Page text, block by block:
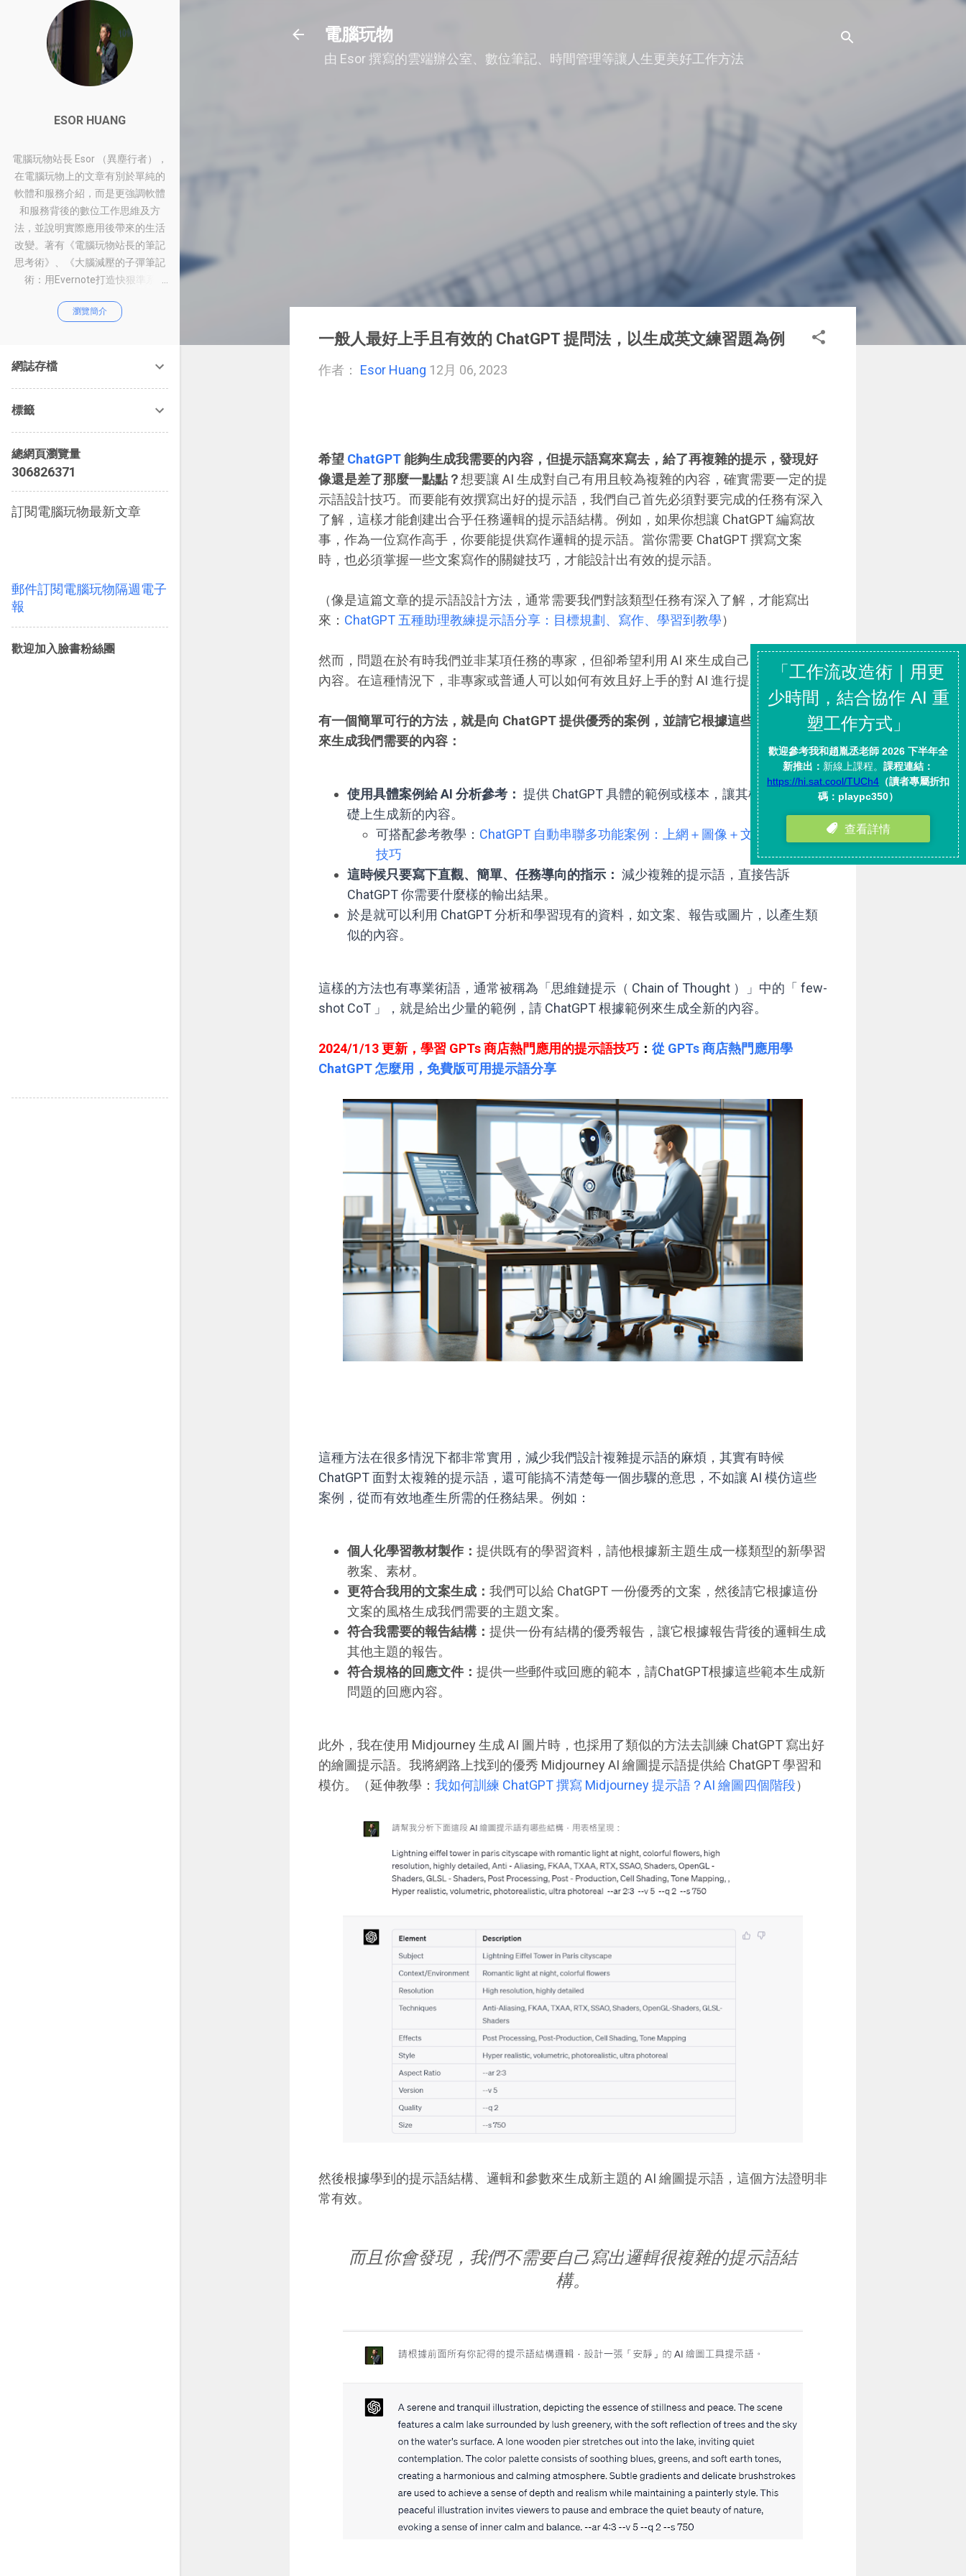
電腦玩物
由 Esor 撰寫的雲端辦公室、數位筆記、時間管理等讓人生更美好工作方法
一般人最好上手且有效的 ChatGPT 提問法，以生成英文練習題為例
作者： Esor Huang 12月 06, 2023
希望 ChatGPT能夠生成我需要的內容，但提示語寫來寫去，給了再複雜的提示，發現好
像還是差了那麼一點點？想要讓 AI 生成對自己有用且較為複雜的內容，確實需要一定的提
示語設計技巧。而要能有效撰寫出好的提示語，我們自己首先必須對要完成的任務有深入
了解，這樣才能創建出合乎任務邏輯的提示語結構。例如，如果你想讓 ChatGPT 編寫故
事，作為一位寫作高手，你要能提供寫作邏輯的提示語。當你需要 ChatGPT 撰寫文案
時，也必須掌握一些文案寫作的關鍵技巧，才能設計出有效的提示語。
（像是這篇文章的提示語設計方法，通常需要我們對該類型任務有深入了解，才能寫出
來： ChatGPT 五種助理教練提示語分享：目標規劃、寫作、學習到教學）
然而，問題在於有時我們並非某項任務的專家，但卻希望利用 AI 來生成自己原本不擅長的
內容。在這種情況下，非專家或普通人可以如何有效且好上手的對 AI 進行提示呢？
有一個簡單可行的方法，就是向 ChatGPT 提供優秀的案例，並請它根據這些案例的邏輯
來生成我們需要的內容：
使用具體案例給 AI 分析參考： 提供 ChatGPT 具體的範例或樣本，讓其模仿或在此基
礎上生成新的內容。
可搭配參考教學： ChatGPT 自動串聯多功能案例：上網＋圖像＋文件組合生成
技巧
這時候只要寫下直觀、簡單、任務導向的指示： 減少複雜的提示語，直接告訴
ChatGPT 你需要什麼樣的輸出結果。
於是就可以利用 ChatGPT 分析和學習現有的資料，如文案、報告或圖片，以產生類
似的內容。
這樣的方法也有專業術語，通常被稱為「思維鏈提示（ Chain of Thought ）」中的「 few-
shot CoT 」，就是給出少量的範例，請 ChatGPT 根據範例來生成全新的內容。
2024/1/13 更新，學習 GPTs 商店熱門應用的提示語技巧 ： 從 GPTs 商店熱門應用學
ChatGPT 怎麼用，免費版可用提示語分享
這種方法在很多情況下都非常實用，減少我們設計複雜提示語的麻煩，其實有時候
ChatGPT 面對太複雜的提示語，還可能搞不清楚每一個步驟的意思，不如讓 AI 模仿這些
案例，從而有效地產生所需的任務結果。例如：
個人化學習教材製作： 提供既有的學習資料，請他根據新主題生成一樣類型的新學習
教案、素材。
更符合我用的文案生成： 我們可以給 ChatGPT 一份優秀的文案，然後請它根據這份
文案的風格生成我們需要的主題文案。
符合我需要的報告結構： 提供一份有結構的優秀報告，讓它根據報告背後的邏輯生成
其他主題的報告。
符合規格的回應文件： 提供一些郵件或回應的範本，請ChatGPT根據這些範本生成新
問題的回應內容。
此外，我在使用 Midjourney 生成 AI 圖片時，也採用了類似的方法去訓練 ChatGPT 寫出好
的繪圖提示語。我將網路上找到的優秀 Midjourney AI 繪圖提示語提供給 ChatGPT 學習和
模仿。（延伸教學： 我如何訓練 ChatGPT 撰寫 Midjourney 提示語？AI 繪圖四個階段）
然後根據學到的提示語結構、邏輯和參數來生成新主題的 AI 繪圖提示語，這個方法證明非
常有效。
而且你會發現，我們不需要自己寫出邏輯很複雜的提示語結
構。
ESOR HUANG
電腦玩物站長 Esor （異塵行者），
在電腦玩物上的文章有別於單純的
軟體和服務介紹，而是更強調軟體
和服務背後的數位工作思維及方
法，並說明實際應用後帶來的生活
改變。著有《電腦玩物站長的筆記
思考術》、《大腦減壓的子彈筆記
術：用Evernote打造快狠準系
作術：從職場到人生的100個聰明
瀏覽簡介
網誌存檔
標籤
總網頁瀏覽量
306826371
訂閱電腦玩物最新文章
郵件訂閱電腦玩物隔週電子
報
歡迎加入臉書粉絲團